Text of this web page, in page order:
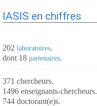
IASIS en chiffres
202 laboratoires.
dont 18 partenaires.
371 chercheurs.
1496 enseignants-chercheurs.
744 doctorant(e)s.